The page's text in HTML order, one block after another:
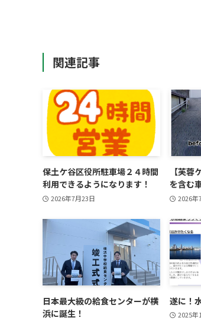
関連記事
保土ケ谷区役所駐車場２４時間
利用できるようになります！
2026年7月23日
【芙
を含む
2026年
日本最大級の給食センターが横
浜に誕生！
遂に！
2025年